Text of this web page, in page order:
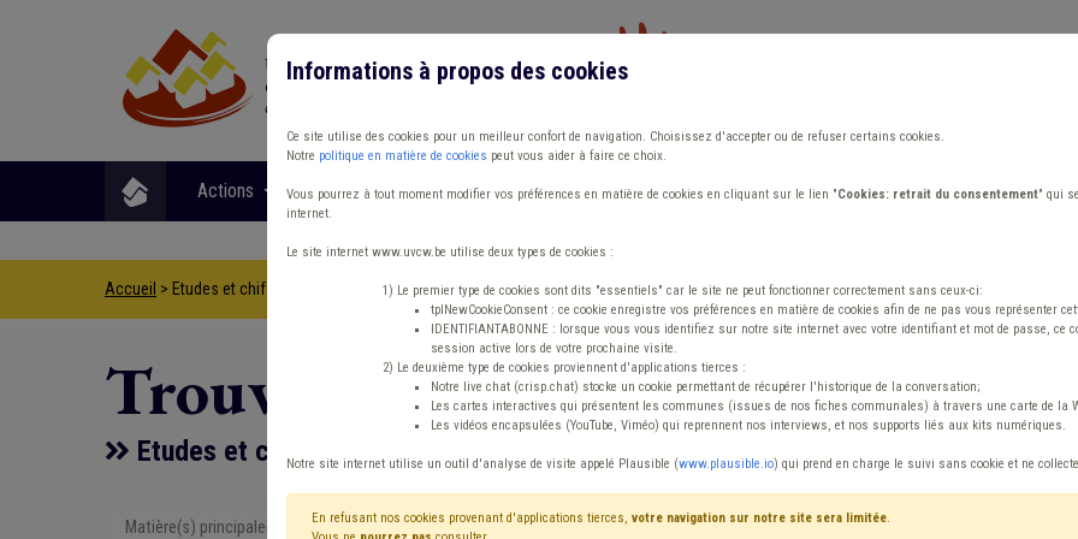
Actions Matières Formations Publications Outils Fiches
Accueil > Etudes et chiffres CPAS Emploi
Trouver un contenu
Etudes et chiffres CPAS Emploi
Matière(s) principale(s) Etudes et chiffres Avis / Actions
Informations à propos des cookies
Ce site utilise des cookies pour un meilleur confort de navigation. Choisissez d'accepter ou de refuser certains cookies.
Notre politique en matière de cookies peut vous aider à faire ce choix.
Vous pourrez à tout moment modifier vos préférences en matière de cookies en cliquant sur le lien "Cookies: retrait du consentement" qui
internet.
Le site internet www.uvcw.be utilise deux types de cookies :
1) Le premier type de cookies sont dits "essentiels" car le site ne peut fonctionner correctement sans ceux-ci:
tplNewCookieConsent : ce cookie enregistre vos préférences en matière de cookies afin de ne pas vous représenter
IDENTIFIANTABONNE : lorsque vous vous identifiez sur notre site internet avec votre identifiant et mot de passe, ce
session active lors de votre prochaine visite.
2) Le deuxième type de cookies proviennent d'applications tierces :
Notre live chat (crisp.chat) stocke un cookie permettant de récupérer l'historique de la conversation;
Les cartes interactives qui présentent les communes (issues de nos fiches communales) à travers une carte de la
Les vidéos encapsulées (YouTube, Viméo) qui reprennent nos interviews, et nos supports liés aux kits numériques.
Notre site internet utilise un outil d'analyse de visite appelé Plausible (www.plausible.io) qui prend en charge le suivi sans cookie et ne
En refusant nos cookies provenant d'applications tierces, votre navigation sur notre site sera limitée.